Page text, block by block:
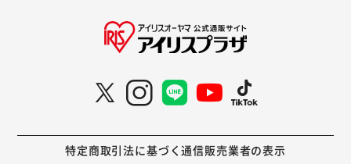
特定商取引法に基づく通信販売業者の表示